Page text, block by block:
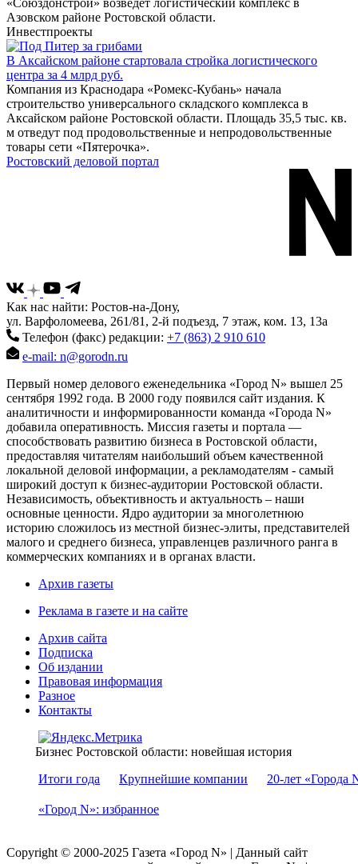
«Союздонстрой» возведет логистический комплекс в
Азовском районе Ростовской области.
Инвестпроекты
В Аксайском районе стартовала стройка логистического
центра за 4 млрд руб.
Компания из Краснодара «Ромекс-Кубань» начала
строительство универсального складского комплекса в
Аксайском районе Ростовской области. Площадь 35,5 тыс. кв.
м отведут под продовольственные и непродовольственные
товары сети «Пятерочка».
Ростовский деловой портал
Как нас найти: Ростов-на-Дону,
ул. Варфоломеева, 261/81, 2-й подъезд, 7 этаж, ком. 13, 13а
Телефон (факс) редакции: +7 (863) 2 910 610
e-mail: n@gorodn.ru
Первый номер делового еженедельника «Город N» вышел 25
сентября 1992 года. В 2000 году появился сайт издания. К
аналитичности и информированности команда «Города N»
добавила оперативность. Миссия газеты и портала —
способствовать развитию бизнеса в Ростовской области,
предоставляя читателям наибольший объем качественной
локальной деловой информации, а рекламодателям - самый
широкий доступ к бизнес-аудитории Ростовской области.
Независимость, объективность и актуальность – наши
основные ценности. Ядро аудитории за многолетнюю
историю сложилось из местной бизнес-элиты, представителей
малого и среднего бизнеса, управленцев различного ранга в
коммерческих компаниях и в органах власти.
Архив газеты
Реклама в газете и на сайте
Архив сайта
Подписка
Об издании
Правовая информация
Разное
Контакты
Бизнес Ростовской области: новейшая история
Итоги года
Крупнейшие компании 20-лет «Города
«Город N»: избранное
Copyright © 2000-2025 Газета «Город N» | Данный сайт